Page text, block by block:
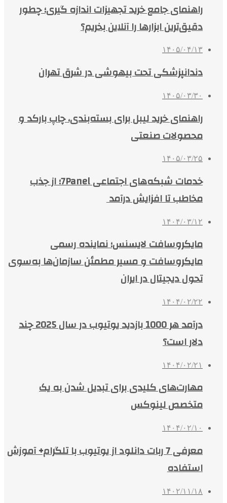
راهنمای جامع خرید تجهیزات اندازه گیری؛ چطور
دقیق‌ترین ابزارها را آنلاین بخریم؟
۱۴۰۵/۰۴/۱۳
دندانپزشکی تحت بیهوشی در شرق تهران
۱۴۰۵/۰۳/۳۰
راهنمای خرید لیبل برای بسته‌بندی، چاپ بارکد و
محصولات صنعتی
۱۴۰۵/۰۳/۲۵
خدمات شبکه‌های اجتماعی 7Panel؛ از جذب
مخاطب تا افزایش درآمد
۱۴۰۴/۰۳/۱۲
مایکروسافت لایسنس؛ نماینده رسمی
مایکروسافت و مسیر مطمئن سازمان‌ها به‌سوی
تحول دیجیتال در ایران
۱۴۰۴/۰۲/۲۲
درآمد هر 1000 بازدید یوتیوب در سال 2025 چند
دلار است؟
۱۴۰۴/۰۲/۲۱
مهارت‌های کلیدی برای تبدیل شدن به یک
متخصص لینوکس
۱۴۰۴/۰۲/۱۰
معرفی 7 ربات دانلود از یوتیوب با تلگرام+ آموزش
استفاده
۱۴۰۲/۱۱/۱۸